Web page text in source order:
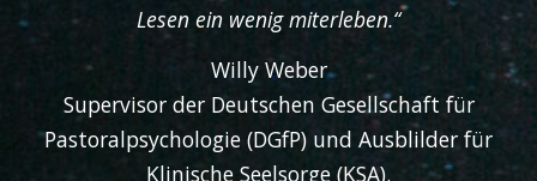
Lesen ein wenig miterleben.“
Willy Weber
Supervisor der Deutschen Gesellschaft für
Pastoralpsychologie (DGfP) und Ausblilder für
Klinische Seelsorge (KSA).